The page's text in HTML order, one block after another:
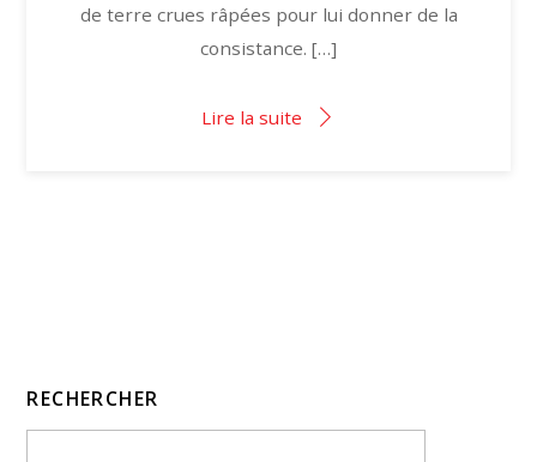
de terre crues râpées pour lui donner de la
consistance. […]
Lire la suite
RECHERCHER